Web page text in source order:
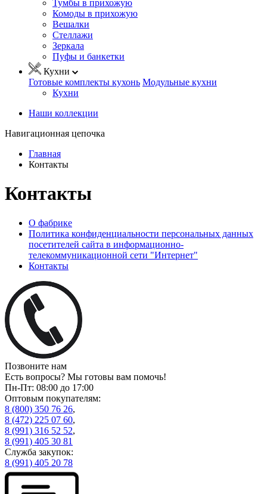
Тумбы в прихожую
Комоды в прихожую
Вешалки
Стеллажи
Зеркала
Пуфы и банкетки
Кухни
Готовые комплекты кухонь Модульные кухни
Кухни
Наши коллекции
Навигационная цепочка
Главная
Контакты
Контакты
О фабрике
Политика конфиденциальности персональных данных
посетителей сайта в информационно-
телекоммуникационной сети "Интернет"
Контакты
Позвоните нам
Есть вопросы? Мы готовы вам помочь!
Пн-Пт: 08:00 до 17:00
Оптовым покупателям:
8 (800) 350 76 26,
8 (472) 225 07 60,
8 (991) 316 52 52,
8 (991) 405 30 81
Служба закупок:
8 (991) 405 20 78